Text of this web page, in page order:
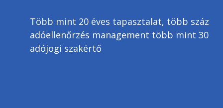
Több mint 20 éves tapasztalat, több száz
adóellenőrzés management több mint 30
adójogi szakértő